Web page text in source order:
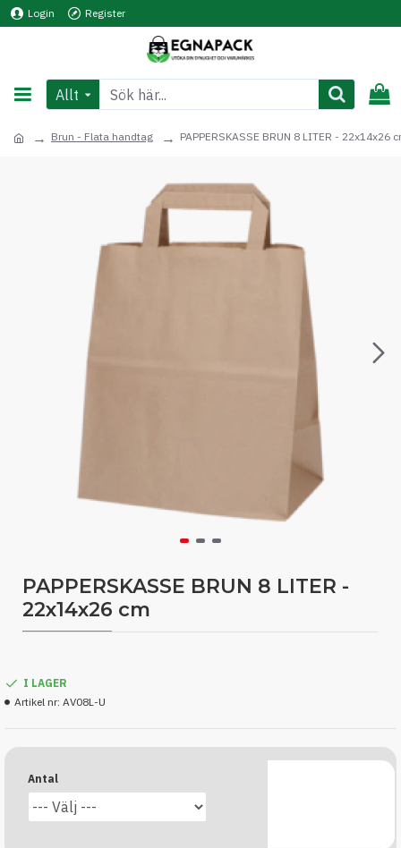
Login Register
Allt
Brun - Flata handtag PAPPERSKASSE BRUN 8 LITER - 22x14x26
PAPPERSKASSE BRUN 8 LITER -
22x14x26 cm
I LAGER
Artikel nr: AV08L-U
Antal